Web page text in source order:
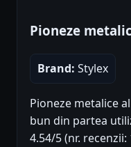
Pioneze
Brand: Stylex
Pioneze metalice
bun din partea
4.54/5 (nr. recenzii: